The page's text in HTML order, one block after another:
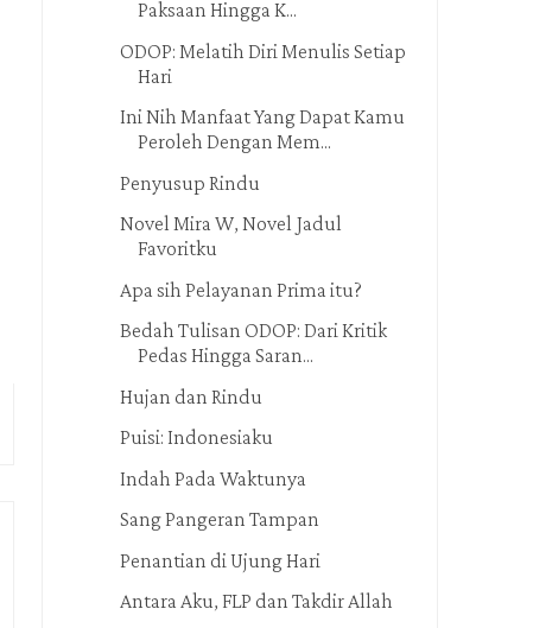
Paksaan Hingga K...
ODOP: Melatih Diri Menulis Setiap
Hari
Ini Nih Manfaat Yang Dapat Kamu
Peroleh Dengan Mem...
Penyusup Rindu
Novel Mira W, Novel Jadul
Favoritku
Apa sih Pelayanan Prima itu?
Bedah Tulisan ODOP: Dari Kritik
Pedas Hingga Saran...
Hujan dan Rindu
Puisi: Indonesiaku
Indah Pada Waktunya
Sang Pangeran Tampan
Penantian di Ujung Hari
Antara Aku, FLP dan Takdir Allah